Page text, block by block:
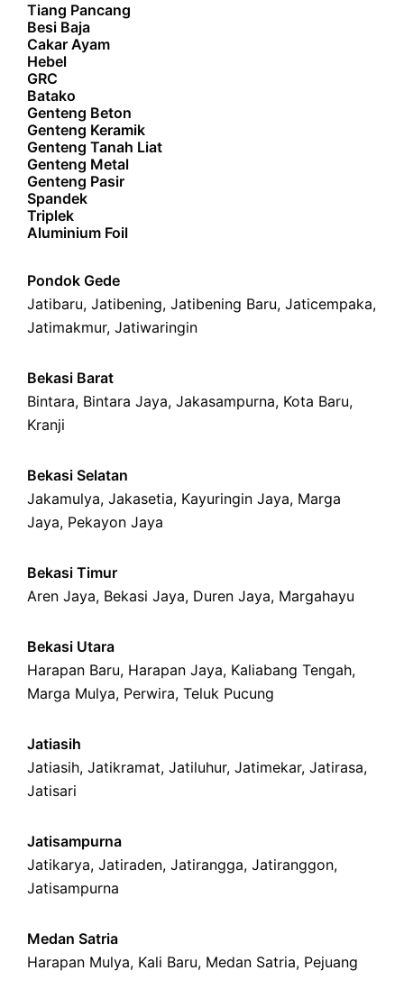
Tiang Pancang
Besi Baja
Cakar Ayam
Hebel
GRC
Batako
Genteng Beton
Genteng Keramik
Genteng Tanah Liat
Genteng Metal
Genteng Pasir
Spandek
Triplek
Aluminium Foil
Pondok Gede
Jatibaru, Jatibening, Jatibening Baru, Jaticempaka,
Jatimakmur, Jatiwaringin
Bekasi Barat
Bintara, Bintara Jaya, Jakasampurna, Kota Baru,
Kranji
Bekasi Selatan
Jakamulya, Jakasetia, Kayuringin Jaya, Marga
Jaya, Pekayon Jaya
Bekasi Timur
Aren Jaya, Bekasi Jaya, Duren Jaya, Margahayu
Bekasi Utara
Harapan Baru, Harapan Jaya, Kaliabang Tengah,
Marga Mulya, Perwira, Teluk Pucung
Jatiasih
Jatiasih, Jatikramat, Jatiluhur, Jatimekar, Jatirasa,
Jatisari
Jatisampurna
Jatikarya, Jatiraden, Jatirangga, Jatiranggon,
Jatisampurna
Medan Satria
Harapan Mulya, Kali Baru, Medan Satria, Pejuang